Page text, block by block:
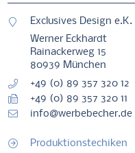
Exclusives Design e.K.
Werner Eckhardt
Rainackerweg 15
80939 München
+49 (0) 89 357 320 12
+49 (0) 89 357 320 11
info@werbebecher.de
Produktionstechiken